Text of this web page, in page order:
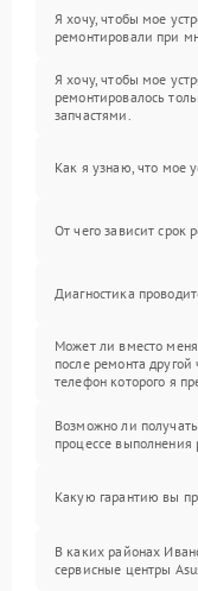
Я хочу, чтобы мое
ремонтировали при
Я хочу, чтобы мое
ремонтировалось
запчастями.
Как я узнаю, что мое
От чего зависит срок
Диагностика
Может ли вместо
после ремонта
телефон которого я
Возможно ли
процессе выполнения
Какую гарантию вы
В каких районах
сервисные центры